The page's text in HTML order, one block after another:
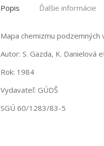
Popis Ďalšie informácie
Mapa chemizmu podzemných
Autor: S. Gazda, K. Danielová
Rok: 1984
Vydavateľ: GÚDŠ
SGÚ 60/1283/83-5